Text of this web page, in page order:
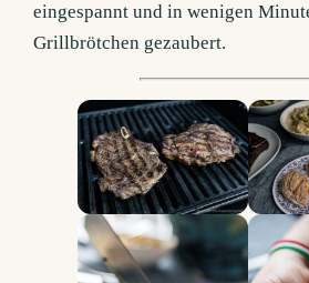
eingespannt und in wenigen
Grillbrötchen gezaubert.